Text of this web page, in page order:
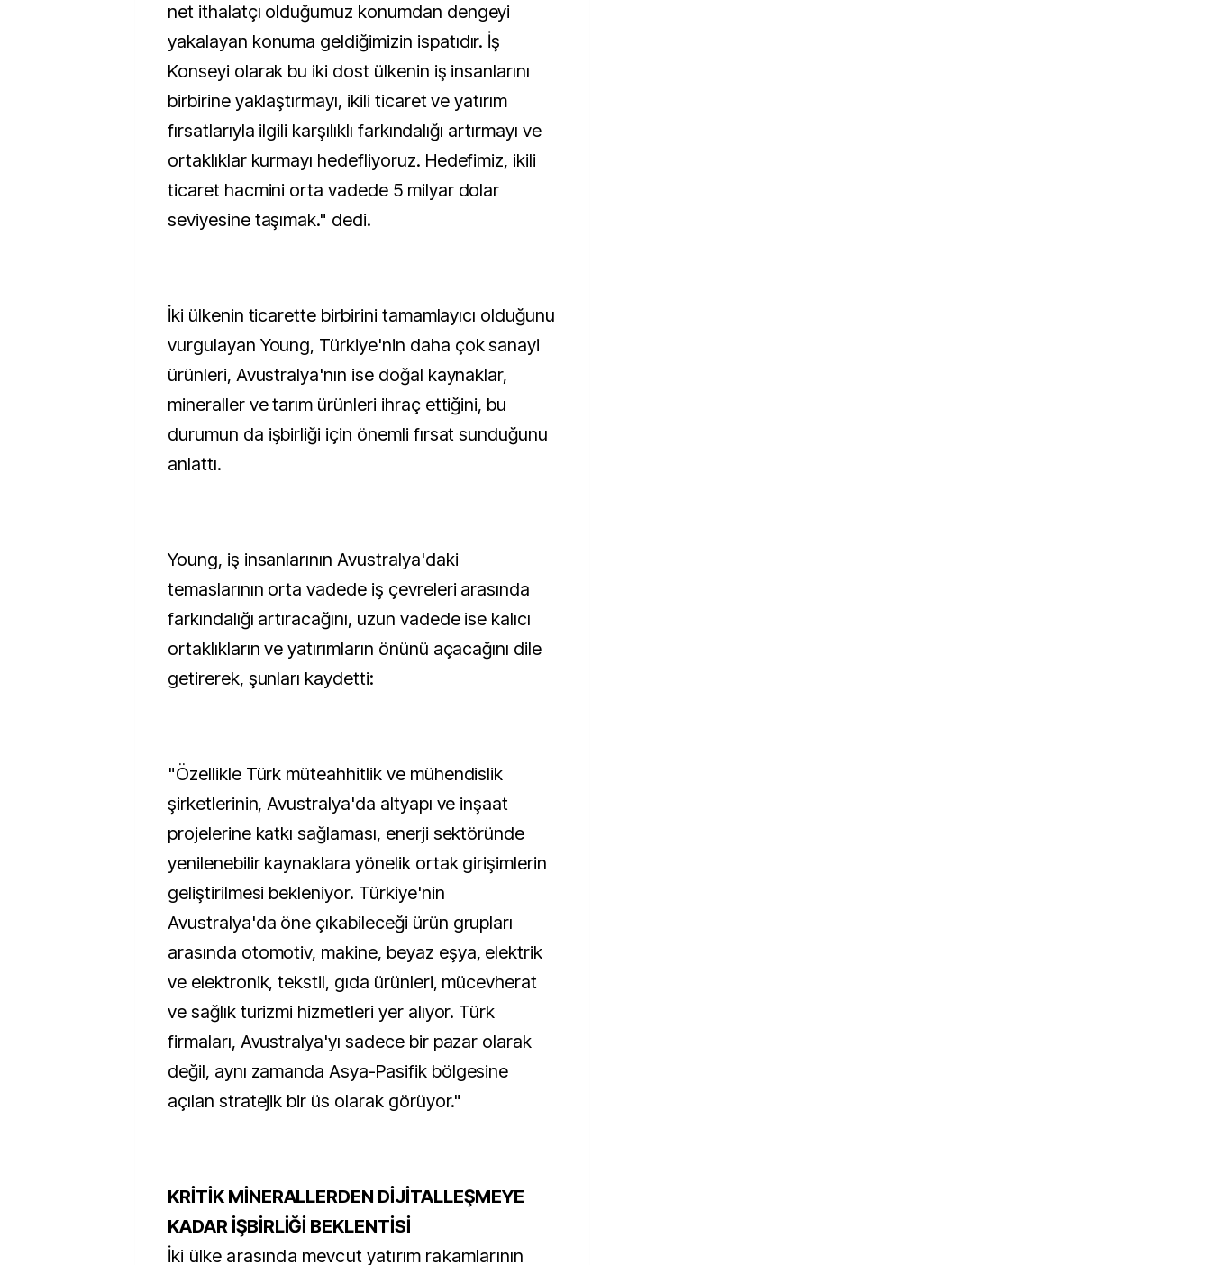
net ithalatçı olduğumuz konumdan dengeyi
yakalayan konuma geldiğimizin ispatıdır. İş
Konseyi olarak bu iki dost ülkenin iş insanlarını
birbirine yaklaştırmayı, ikili ticaret ve yatırım
fırsatlarıyla ilgili karşılıklı farkındalığı artırmayı ve
ortaklıklar kurmayı hedefliyoruz. Hedefimiz, ikili
ticaret hacmini orta vadede 5 milyar dolar
seviyesine taşımak." dedi.
İki ülkenin ticarette birbirini tamamlayıcı olduğunu
vurgulayan Young, Türkiye'nin daha çok sanayi
ürünleri, Avustralya'nın ise doğal kaynaklar,
mineraller ve tarım ürünleri ihraç ettiğini, bu
durumun da işbirliği için önemli fırsat sunduğunu
anlattı.
Young, iş insanlarının Avustralya'daki
temaslarının orta vadede iş çevreleri arasında
farkındalığı artıracağını, uzun vadede ise kalıcı
ortaklıkların ve yatırımların önünü açacağını dile
getirerek, şunları kaydetti:
"Özellikle Türk müteahhitlik ve mühendislik
şirketlerinin, Avustralya'da altyapı ve inşaat
projelerine katkı sağlaması, enerji sektöründe
yenilenebilir kaynaklara yönelik ortak girişimlerin
geliştirilmesi bekleniyor. Türkiye'nin
Avustralya'da öne çıkabileceği ürün grupları
arasında otomotiv, makine, beyaz eşya, elektrik
ve elektronik, tekstil, gıda ürünleri, mücevherat
ve sağlık turizmi hizmetleri yer alıyor. Türk
firmaları, Avustralya'yı sadece bir pazar olarak
değil, aynı zamanda Asya-Pasifik bölgesine
açılan stratejik bir üs olarak görüyor."
KRİTİK MİNERALLERDEN DİJİTALLEŞMEYE
KADAR İŞBİRLİĞİ BEKLENTİSİ
İki ülke arasında mevcut yatırım rakamlarının